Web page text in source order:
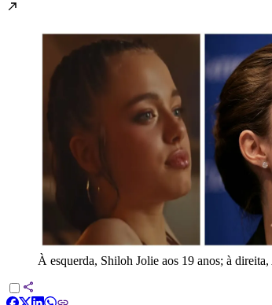
À esquerda, Shiloh Jolie aos 19 anos; à